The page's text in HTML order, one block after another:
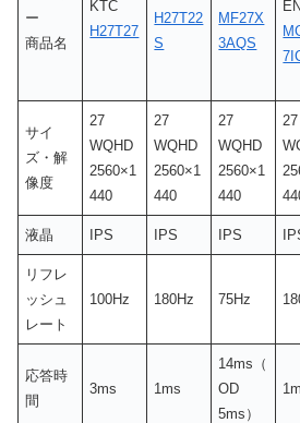
ー
商品名
KTC
H27T27
H27T22
S
MF27X
3AQS
EN
サイ
ズ・解
像度
27
WQHD
2560×1
440
27
WQHD
2560×1
440
27
WQHD
2560×1
440
27
液晶 IPS IPS IPS
リフレ
ッシュ
レート
100Hz 180Hz 75Hz
応答時
間
3ms 1ms
14ms（
OD
5ms）